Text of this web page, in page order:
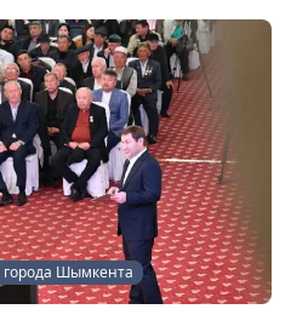
города Шымкента